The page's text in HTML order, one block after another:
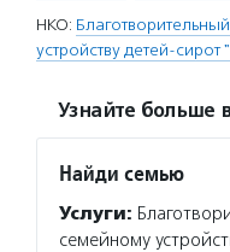
НКО:
устройству детей-
Узнайте больше
Найди семью
Услуги:
семейному